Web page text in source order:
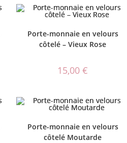
Porte-monnaie en velours
côtelé – Vieux Rose
15,00 €
Porte-monnaie en velours
côtelé Moutarde